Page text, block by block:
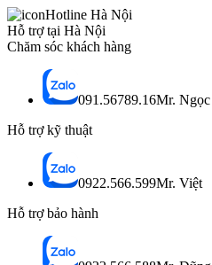
Hotline Hà Nội
Hỗ trợ tại Hà Nội
Chăm sóc khách hàng
091.56789.16Mr. Ngọc
Hỗ trợ kỹ thuật
0922.566.599Mr. Việt
Hỗ trợ bảo hành